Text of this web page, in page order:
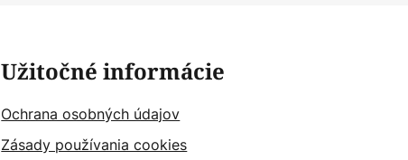
Užitočné informácie
Ochrana osobných údajov
Zásady používania cookies